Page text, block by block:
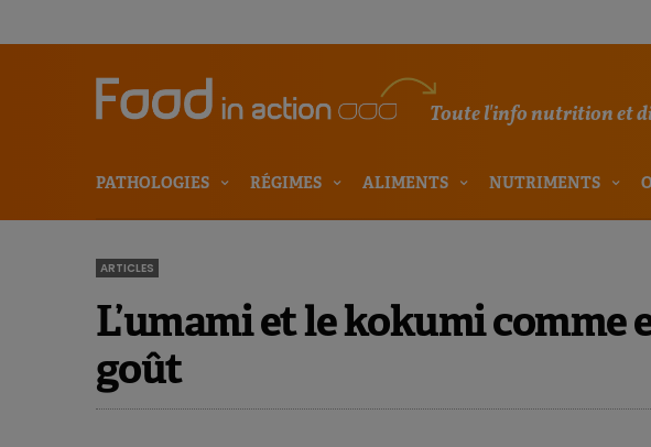
Toute l'info nutrition et
PATHOLOGIES RÉGIMES ALIMENTS NUTRIMENTS
ARTICLES
L’umami et le kokumi comme
goût